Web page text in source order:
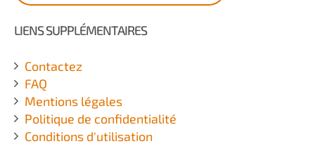
LIENS SUPPLÉMENTAIRES
Contactez
FAQ
Mentions légales
Politique de confidentialité
Conditions d'utilisation